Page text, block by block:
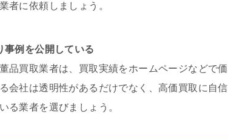
者に依頼しましょう。
事例を公開している
品買取業者は、買取実績をホームページなどで
会社は透明性があるだけでなく、高価買取に自
る業者を選びましょう。